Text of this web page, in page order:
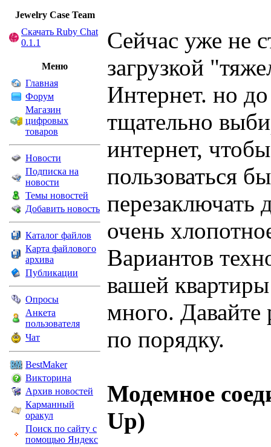
Jewelry Сase Team
Скачать Ruby Chat
0.1.1
Меню
Главная
Форум
Магазин
цифровых
товаров
Новости
Подписка на
новости
Темы новостей
Добавить новость
Каталог файлов
Карта файлового
архива
Публикации
Опросы
Анкета
пользователя
Чат
BestMaker
Викторина
Архив новостей
Карманный
оракул
Поиск по сайту с
помощью Яндекс
Сейчас уже не
загрузкой
Интернет. но
тщательно
интернет,
пользоваться
перезаключать
очень
Вариантов
вашей
много. Давайте
по порядку.
Модемное
Up)